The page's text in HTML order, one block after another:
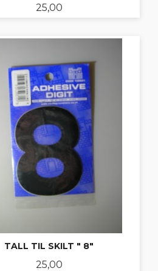
Pris
25,00
KJØP
TALL TIL SKILT " 8"
Pris
25,00